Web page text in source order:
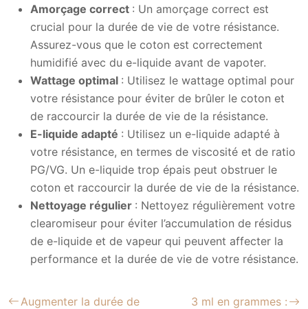
Amorçage correct : Un amorçage correct est
crucial pour la durée de vie de votre résistance.
Assurez-vous que le coton est correctement
humidifié avec du e-liquide avant de vapoter.
Wattage optimal : Utilisez le wattage optimal pour
votre résistance pour éviter de brûler le coton et
de raccourcir la durée de vie de la résistance.
E-liquide adapté : Utilisez un e-liquide adapté à
votre résistance, en termes de viscosité et de ratio
PG/VG. Un e-liquide trop épais peut obstruer le
coton et raccourcir la durée de vie de la résistance.
Nettoyage régulier : Nettoyez régulièrement votre
clearomiseur pour éviter l’accumulation de résidus
de e-liquide et de vapeur qui peuvent affecter la
performance et la durée de vie de votre résistance.
Augmenter la durée de
3 ml en grammes :